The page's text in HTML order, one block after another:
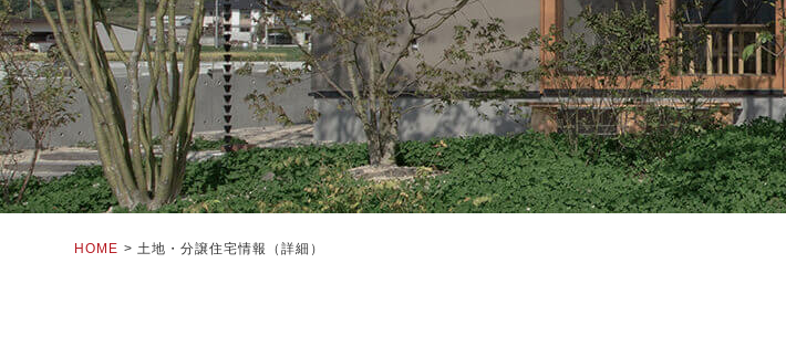
HOME 土地・分譲住宅情報（詳細）